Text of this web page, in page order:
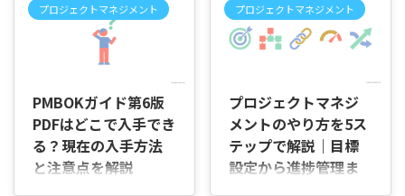
プロジェクトマネジメント
PMBOKガイド第6版
PDFはどこで入手でき
る？現在の入手方法
と注意点を解説
プロジェクトマネジメント
プロジェクトマネジ
メントのやり方を5ス
テップで解説｜目標
設定から進捗管理ま